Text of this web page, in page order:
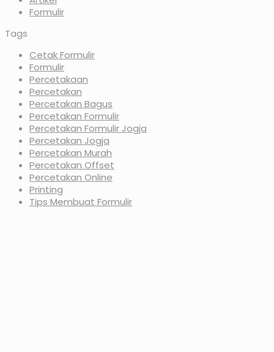
Formulir
Tags
Cetak Formulir
Formulir
Percetakaan
Percetakan
Percetakan Bagus
Percetakan Formulir
Percetakan Formulir Jogja
Percetakan Jogja
Percetakan Murah
Percetakan Offset
Percetakan Online
Printing
Tips Membuat Formulir